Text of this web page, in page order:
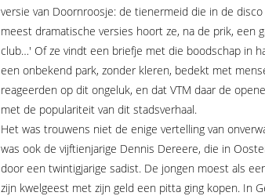
versie van Doornroosje: de tienermeid die in de
meest dramatische versies hoort ze, na de prik, een
club…' Of ze vindt een briefje met die boodschap in
een onbekend park, zonder kleren, bedekt met
reageerden op dit ongeluk, en dat VTM daar de
met de populariteit van dit stadsverhaal.
Het was trouwens niet de enige vertelling van
was ook de vijftienjarige Dennis Dereere, die in
door een twintigjarige sadist. De jongen moest als
zijn kwelgeest met zijn geld een pitta ging kopen. In